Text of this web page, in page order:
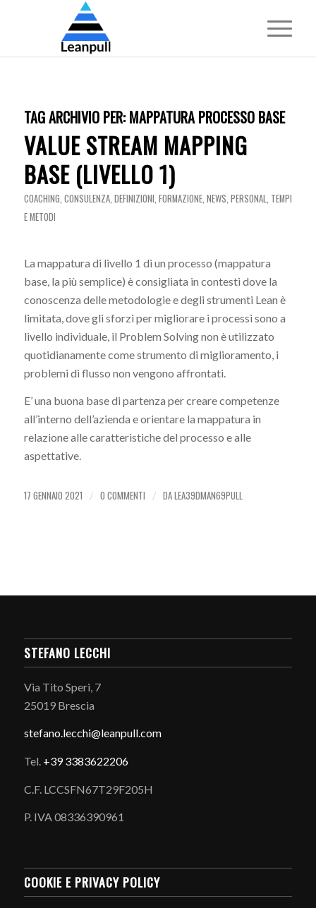
TAG ARCHIVIO PER: MAPPATURA PROCESSO BASE
VALUE STREAM MAPPING
BASE (LIVELLO 1)
COACHING, CONSULENZA, DEFINIZIONI, FORMAZIONE, NEWS, PERSONAL, TEMPI
E METODI
La mappatura di livello 1 di un processo (mappatura
base, la più semplice) è consigliata in contesti dove la
conoscenza delle metodologie e degli strumenti Lean è
limitata, dove gli sforzi per migliorare i processi sono a
livello individuale, il Problem Solving non è utilizzato
quotidianamente come strumento di miglioramento, i
problemi di flusso non vengono affrontati.
E’ una buona base di partenza per creare competenze
all’interno dell’azienda e orientare la mappatura in
relazione alle caratteristiche del processo e alle
aspettative.
17 GENNAIO 2021 / 0 COMMENTI / DALEA39DMAN69PULL
STEFANO LECCHI
Via Tito Speri, 7
25019 Brescia
stefano.lecchi@leanpull.com
Tel. +39 3383622206
C.F. LCCSFN67T29F205H
P. IVA 08336390961
COOKIE E PRIVACY POLICY